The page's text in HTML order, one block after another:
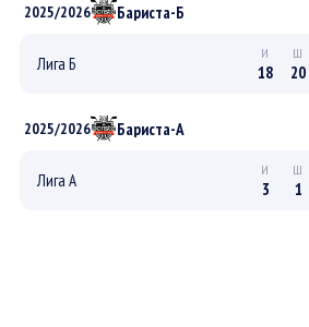
2025/2026 Бариста-Б
Лига Б
И Ш
18 20
ПЛЕЙ-ОФФ
2025/2026 Бариста-А
Лига А
И Ш
3 1